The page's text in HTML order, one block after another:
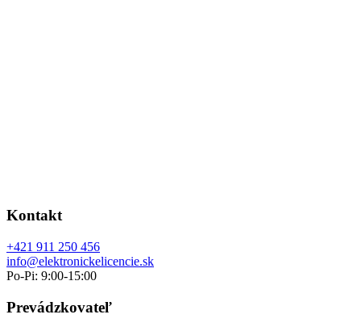
Kontakt
+421 911 250 456
info@elektronickelicencie.sk
Po-Pi: 9:00-15:00
Prevádzkovateľ